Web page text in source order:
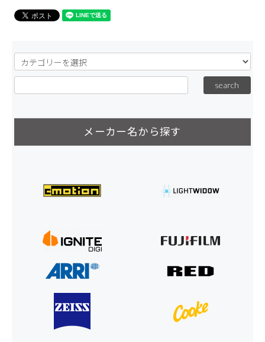
メーカー名から探す